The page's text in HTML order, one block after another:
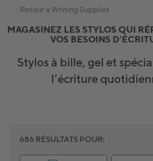
Retour à Writing Supplies
MAGASINEZ LES STYLOS QUI
VOS BESOINS
Stylos à bille, gel et
l’écriture
686 RÉSULTATS POUR: